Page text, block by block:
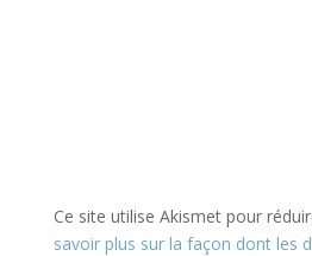
Ce site utilise Akismet pour
savoir plus sur la façon dont les